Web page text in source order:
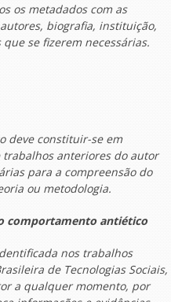
os metadados com as
biografia, instituição,
se fizerem necessárias.
deve constituir-se em
anteriores do autor
para a compreensão do
ou metodologia.
comportamento antiético
nos trabalhos
de Tecnologias Sociais,
a qualquer momento, por